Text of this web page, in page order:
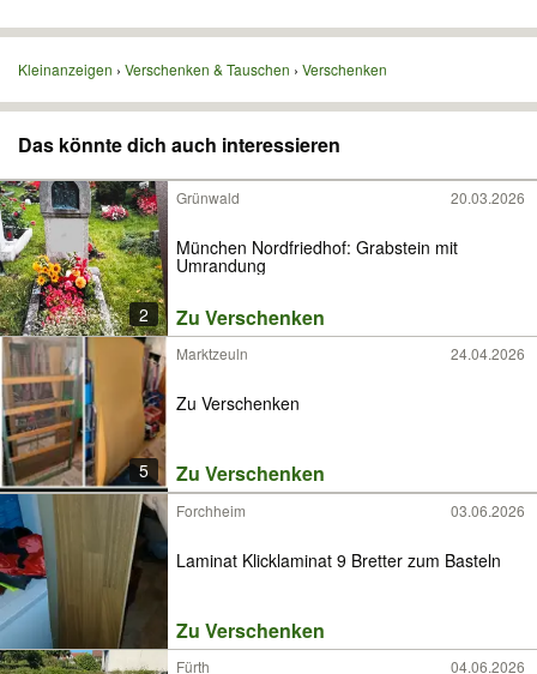
Kleinanzeigen Verschenken & Tauschen Verschenken
Das könnte dich auch interessieren
2
Grünwald 20.03.2026
München Nordfriedhof: Grabstein mit
Umrandung
Zu Verschenken
5
Marktzeuln 24.04.2026
Zu Verschenken
Zu Verschenken
Forchheim 03.06.2026
Laminat Klicklaminat 9 Bretter zum Basteln
Zu Verschenken
Fürth 04.06.2026